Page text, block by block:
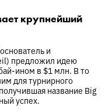
крупнейший
и
предложил идею
ином в $1 млн. В то
для турнирного
название Big
успех.